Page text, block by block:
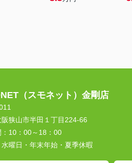
（スモネット）金剛店
阪狭山市半田１丁目224-66
10：00～18：00
水曜日・年末年始・夏季休暇